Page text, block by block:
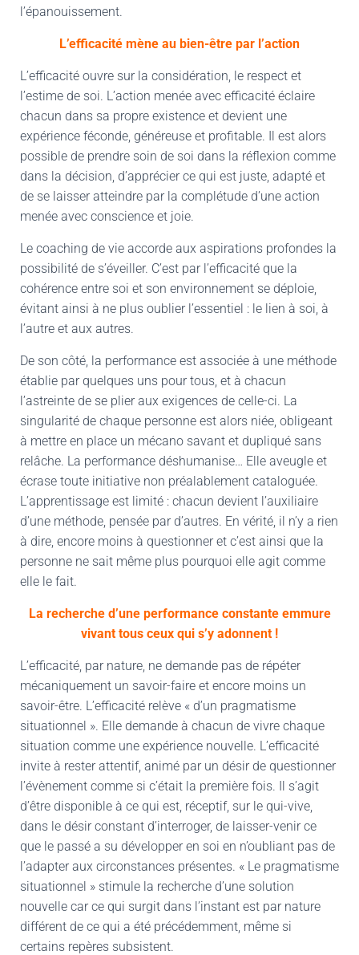
l’épanouissement.
L’efficacité mène au bien-être par l’action
L’efficacité ouvre sur la considération, le respect et
l’estime de soi. L’action menée avec efficacité éclaire
chacun dans sa propre existence et devient une
expérience féconde, généreuse et profitable. Il est alors
possible de prendre soin de soi dans la réflexion comme
dans la décision, d’apprécier ce qui est juste, adapté et
de se laisser atteindre par la complétude d’une action
menée avec conscience et joie.
Le coaching de vie accorde aux aspirations profondes la
possibilité de s’éveiller. C’est par l’efficacité que la
cohérence entre soi et son environnement se déploie,
évitant ainsi à ne plus oublier l’essentiel : le lien à soi, à
l’autre et aux autres.
De son côté, la performance est associée à une méthode
établie par quelques uns pour tous, et à chacun
l’astreinte de se plier aux exigences de celle-ci. La
singularité de chaque personne est alors niée, obligeant
à mettre en place un mécano savant et dupliqué sans
relâche. La performance déshumanise… Elle aveugle et
écrase toute initiative non préalablement cataloguée.
L’apprentissage est limité : chacun devient l’auxiliaire
d’une méthode, pensée par d’autres. En vérité, il n’y a rien
à dire, encore moins à questionner et c’est ainsi que la
personne ne sait même plus pourquoi elle agit comme
elle le fait.
La recherche d’une performance constante emmure
vivant tous ceux qui s’y adonnent !
L’efficacité, par nature, ne demande pas de répéter
mécaniquement un savoir-faire et encore moins un
savoir-être. L’efficacité relève « d’un pragmatisme
situationnel ». Elle demande à chacun de vivre chaque
situation comme une expérience nouvelle. L’efficacité
invite à rester attentif, animé par un désir de questionner
l’évènement comme si c’était la première fois. Il s’agit
d’être disponible à ce qui est, réceptif, sur le qui-vive,
dans le désir constant d’interroger, de laisser-venir ce
que le passé a su développer en soi en n’oubliant pas de
l’adapter aux circonstances présentes. « Le pragmatisme
situationnel » stimule la recherche d’une solution
nouvelle car ce qui surgit dans l’instant est par nature
différent de ce qui a été précédemment, même si
certains repères subsistent.